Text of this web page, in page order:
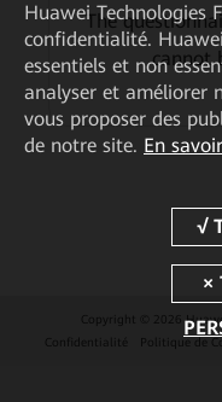
The
cannot
Copyright © 2026
Politique de
Huawei Technologies
confidentialité.
essentiels et non
analyser et améliorer
vous proposer des
de notre site. En